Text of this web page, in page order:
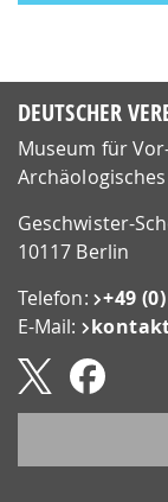
DEUTSCHER
Museum für
Geschwister-
10117 Berlin
Telefon: +49
E-Mail: